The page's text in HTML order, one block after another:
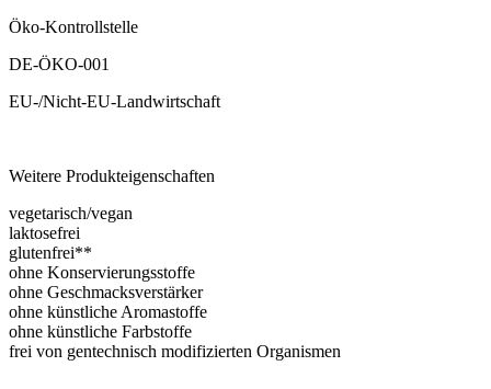
Öko-Kontrollstelle
DE-ÖKO-001
EU-/Nicht-EU-Landwirtschaft
Weitere Produkteigenschaften
vegetarisch/vegan
laktosefrei
glutenfrei**
ohne Konservierungsstoffe
ohne Geschmacksverstärker
ohne künstliche Aromastoffe
ohne künstliche Farbstoffe
frei von gentechnisch modifizierten Organismen